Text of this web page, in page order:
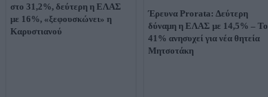
στο 31,2%, δεύτερη η ΕΛΑΣ
με 16%, «ξεφουσκώνει» η
Καρυστιανού
Έρευνα Prorata: Δεύτερη
δύναμη η ΕΛΑΣ με 14,5% – Το
41% ανησυχεί για νέα θητεία
Μητσοτάκη